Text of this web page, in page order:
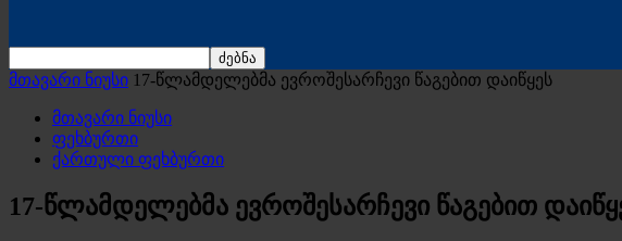
მთავარი ნიუსი 17-წლამდელებმა ევროშესარჩევი წაგებით დაიწყეს
მთავარი ნიუსი
ფეხბურთი
ქართული ფეხბურთი
17-წლამდელებმა ევროშესარჩევი წაგებით